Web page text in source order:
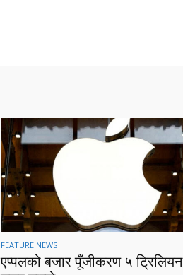
FEATURE NEWS
एप्पलको बजार पूँजीकरण ५ ट्रिलियन